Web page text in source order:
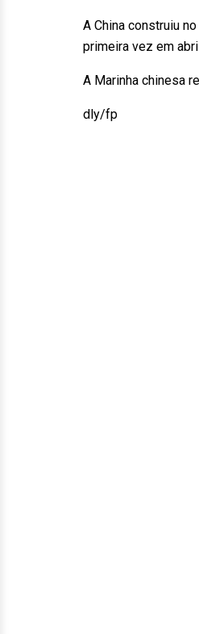
A China construiu
primeira vez em
A Marinha chinesa
dly/fp